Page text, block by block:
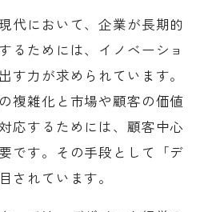
代において、企業が長期的
るためには、イノベーショ
す力が求められています。
複雑化と市場や顧客の価値
応するためには、顧客中心
です。その手段として「デ
されています。